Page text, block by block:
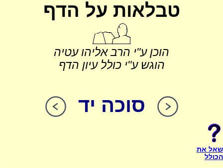
טבלאות על הדף
הוכן ע"י הרב אליהו עטיה
הוגש ע"י כולל עיון הדף
סוכה יד
שאל את
הכולל